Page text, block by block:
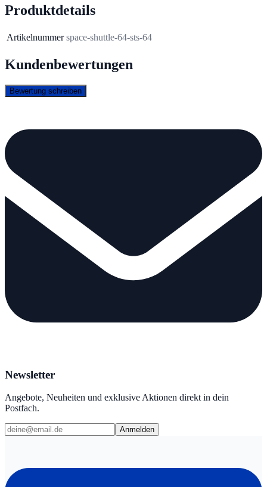
Produktdetails
Artikelnummer space-shuttle-64-sts-64
Kundenbewertungen
Bewertung schreiben
Newsletter
Angebote, Neuheiten und exklusive Aktionen direkt in dein
Postfach.
Anmelden